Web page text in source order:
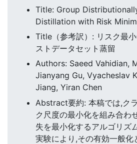
Title: Group
Distillation with Risk
Title（参考訳）: リスク最
ストデータセット蒸留
Authors: Saeed Vahidian,
Jianyang Gu, Vyacheslav
Jiang, Yiran Chen
Abstract要約: 本稿では,ク
ク尺度の最小化を組み合わ
失を最小化するアルゴリズ
実験により,その有効一般化